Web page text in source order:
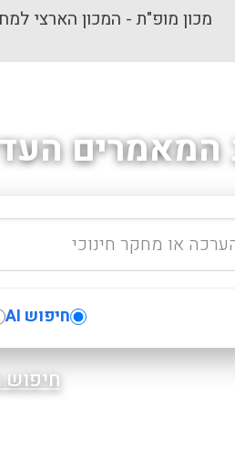
מכון מופ"ת - המכון הארצי
המאמרים
חיפוש AI